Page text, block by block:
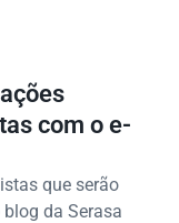
com o e-
que serão
da Serasa